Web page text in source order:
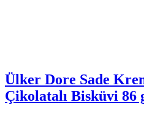
Ülker Dore Sade
Çikolatalı Bisküvi 86